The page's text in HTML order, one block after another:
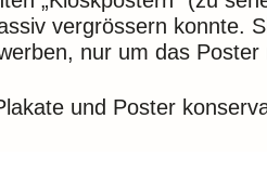
vergrössern konnte.
nur um das
und Poster